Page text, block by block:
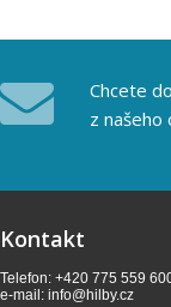
Chcete
z našeho
Kontakt
Telefon: +420 775 559
e-mail: info@hilby.cz